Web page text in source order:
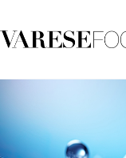
al